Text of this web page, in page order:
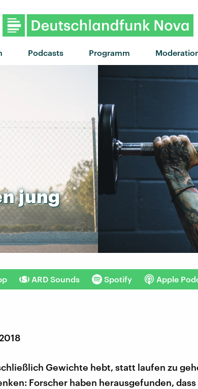
Podcasts Programm
"Lost Boys" von
jung
ARD Sounds Spotify Apple
Gewichte hebt, statt laufen zu
Forscher haben herausgefunden, dass